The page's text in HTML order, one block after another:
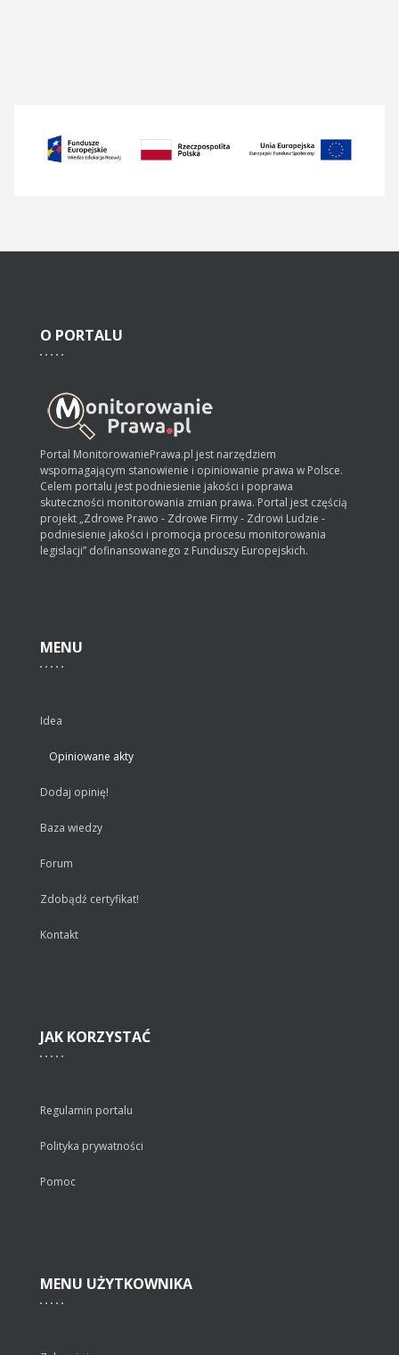
O PORTALU
Portal MonitorowaniePrawa.pl jest narzędziem
wspomagającym stanowienie i opiniowanie prawa w Polsce.
Celem portalu jest podniesienie jakości i poprawa
skuteczności monitorowania zmian prawa. Portal jest częścią
projekt „Zdrowe Prawo - Zdrowe Firmy - Zdrowi Ludzie -
podniesienie jakości i promocja procesu monitorowania
legislacji” dofinansowanego z Funduszy Europejskich.
MENU
Idea
Opiniowane akty
Dodaj opinię!
Baza wiedzy
Forum
Zdobądź certyfikat!
Kontakt
JAK KORZYSTAĆ
Regulamin portalu
Polityka prywatności
Pomoc
MENU UŻYTKOWNIKA